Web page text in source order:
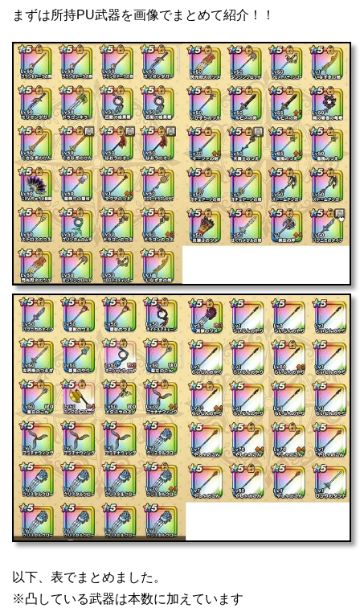
まずは所持PU武器を画像でまとめて紹介！！
以下、表でまとめました。
※凸している武器は本数に加えています